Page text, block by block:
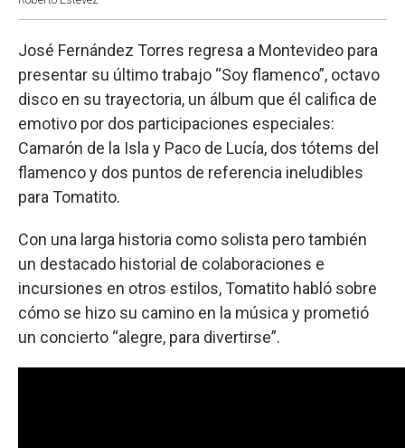
José Fernández Torres regresa a Montevideo para
presentar su último trabajo “Soy flamenco”, octavo
disco en su trayectoria, un álbum que él califica de
emotivo por dos participaciones especiales:
Camarón de la Isla y Paco de Lucía, dos tótems del
flamenco y dos puntos de referencia ineludibles
para Tomatito.
Con una larga historia como solista pero también
un destacado historial de colaboraciones e
incursiones en otros estilos, Tomatito habló sobre
cómo se hizo su camino en la música y prometió
un concierto “alegre, para divertirse”.